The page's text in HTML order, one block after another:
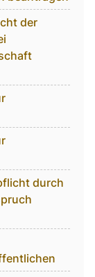
der
durch